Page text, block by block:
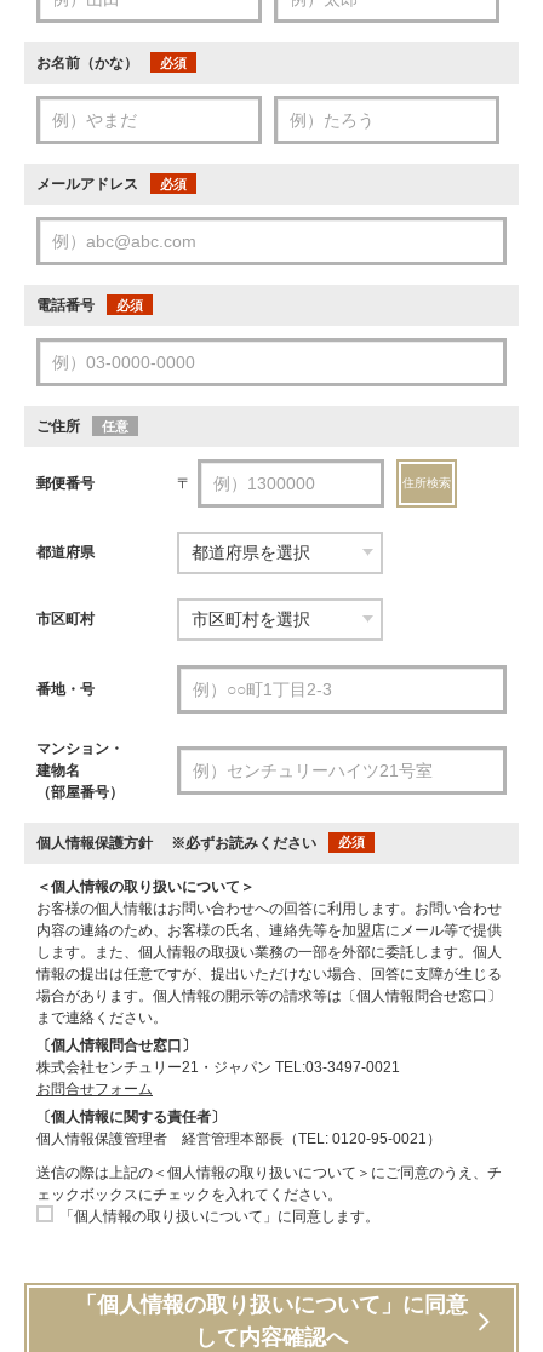
お名前（かな） 必須
メールアドレス 必須
電話番号 必須
ご住所 任意
郵便番号 〒 住所検索
都道府県
市区町村
番地・号
マンション・
建物名
（部屋番号）
個人情報保護方針 ※必ずお読みください 必須
＜個人情報の取り扱いについて＞
お客様の個人情報はお問い合わせへの回答に利用します。お問い合わせ
内容の連絡のため、お客様の氏名、連絡先等を加盟店にメール等で提供
します。また、個人情報の取扱い業務の一部を外部に委託します。個人
情報の提出は任意ですが、提出いただけない場合、回答に支障が生じる
場合があります。個人情報の開示等の請求等は〔個人情報問合せ窓口〕
まで連絡ください。
〔個人情報問合せ窓口〕
株式会社センチュリー21・ジャパン TEL:03-3497-0021
お問合せフォーム
〔個人情報に関する責任者〕
個人情報保護管理者 経営管理本部長（TEL: 0120-95-0021）
送信の際は上記の＜個人情報の取り扱いについて＞にご同意のうえ、チ
ェックボックスにチェックを入れてください。
「個人情報の取り扱いについて」に同意します。
「個人情報の取り扱いについて」に同意
して内容確認へ